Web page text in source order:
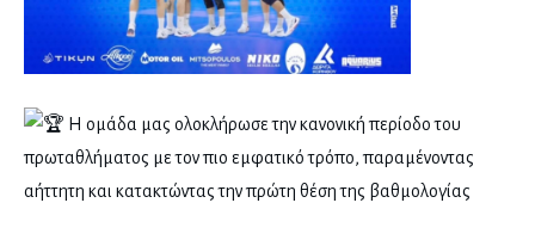
Η ομάδα μας ολοκλήρωσε την κανονική περίοδο του
πρωταθλήματος με τον πιο εμφατικό τρόπο, παραμένοντας
αήττητη και κατακτώντας την πρώτη θέση της βαθμολογίας